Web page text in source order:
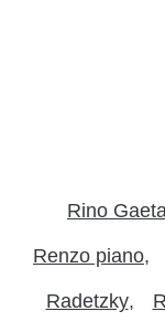
Rino
Renzo piano
Radetzky